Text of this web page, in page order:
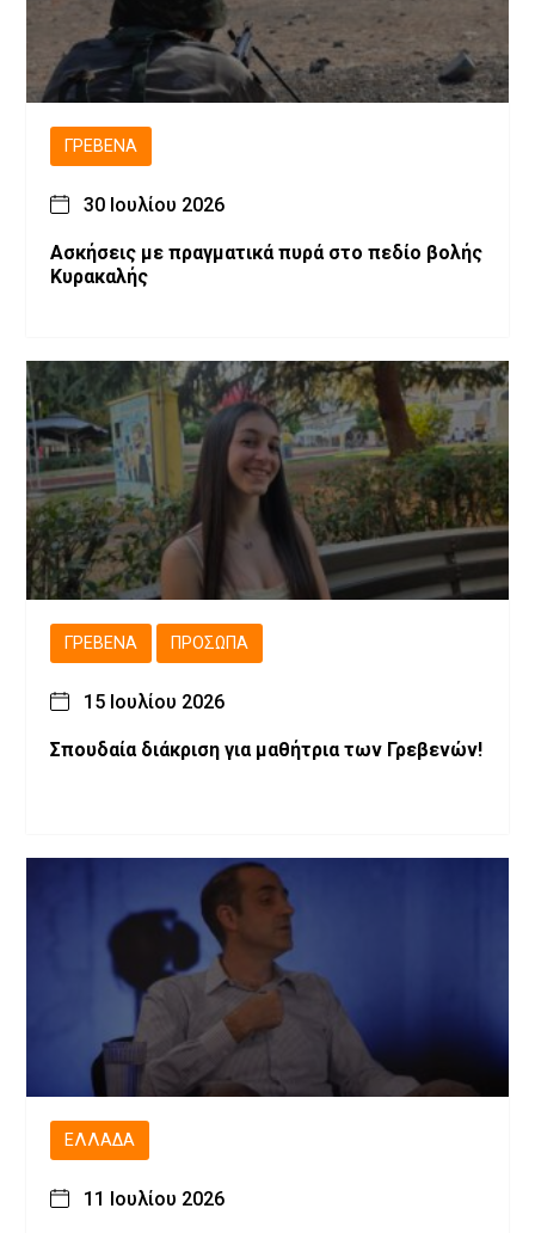
ΓΡΕΒΕΝΆ
30 Ιουλίου 2026
Ασκήσεις με πραγματικά πυρά στο πεδίο βολής
Κυρακαλής
ΓΡΕΒΕΝΆ ΠΡΌΣΩΠΑ
15 Ιουλίου 2026
Σπουδαία διάκριση για μαθήτρια των Γρεβενών!
ΕΛΛΆΔΑ
11 Ιουλίου 2026